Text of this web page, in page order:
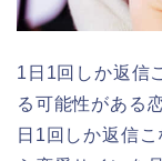
1日1回しか返信
る可能性がある
日1回しか返信